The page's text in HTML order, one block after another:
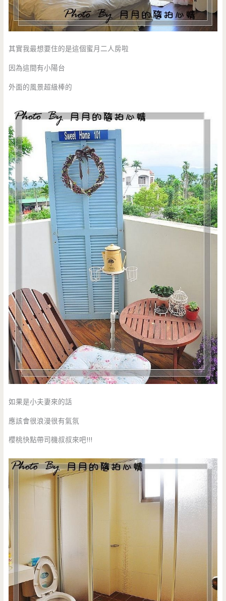
其實我最想要住的是這個蜜月二人房啦
因為這間有小陽台
外面的風景超級棒的
如果是小夫妻來的話
應該會很浪漫很有氣氛
櫻桃快點帶司機叔叔來吧!!!